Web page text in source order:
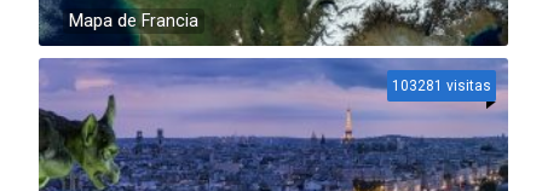
Mapa de Francia
103281 visitas